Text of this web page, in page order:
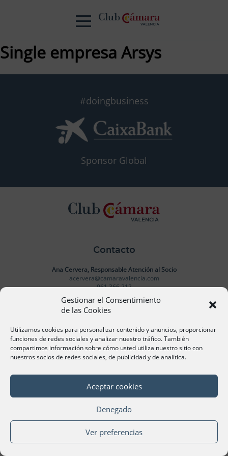
Gestionar el Consentimiento
de las Cookies
Utilizamos cookies para personalizar contenido y anuncios, proporcionar
funciones de redes sociales y analizar nuestro tráfico. También
compartimos información sobre cómo usted utiliza nuestro sitio con
nuestros socios de redes sociales, de publicidad y de analítica.
Aceptar cookies
Denegado
Ver preferencias
Single empresa Arsys
#doingbusiness
Sponsor Global
Contacto
Ana Cervera, Responsable Atención al Socio
acervera@camaravalencia.com
961 366 212
Síguenos
©Cámara Oficial de Comercio, Industria, Servicios y
Navegación de València 2020